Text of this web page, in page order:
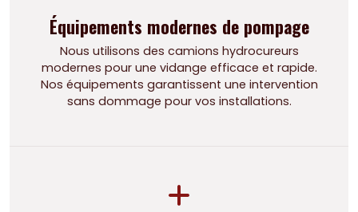
Équipements modernes de pompage
Nous utilisons des camions hydrocureurs
modernes pour une vidange efficace et rapide.
Nos équipements garantissent une intervention
sans dommage pour vos installations.